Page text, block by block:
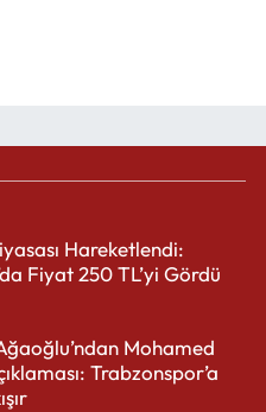
Hareketlendi:
Fiyat 250 TL’yi Gördü
Mohamed
Trabzonspor’a